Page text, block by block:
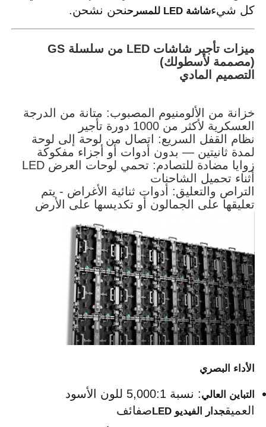
اطلب عرض أسعار
شاشة عرض فيديو LED
شاشة عرض LED
شاشة LED للحفل
استئجار شاشة LED للمسرح
عرض LED شفاف
شاشة SMD LED
لوحة عرض LED للخارج
لوحة الإعلانات في الهواء الطلق
كل شيءشاشة LED للمسرح نحن نشحن.
ميزات تأجير شاشات LED من سلسلة GS
(مصممة لأسطولك)
التصميم المادي
خزانة من الألومنيوم المصبوب: متانة من الدرجة
العسكرية لأكثر من 1000 دورة تأجير
نظام القفل السريع: اتصال من لوحة إلى لوحة
لمدة ثانيتين — بدون أدوات أو أجزاء مفكوكة
زوايا مضادة للتصادم: تحمي لوحات العرض LED
أثناء تحميل الشاحنات
التراص والتعليق: أدوات ثنائية الأغراض - يتم
تعليقها على الجمالون أو تكديسها على الأرض
الأداء البصري
التباين العالي
العميقجدار الفيديو LED صفائف